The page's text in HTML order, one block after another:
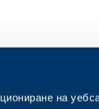
на